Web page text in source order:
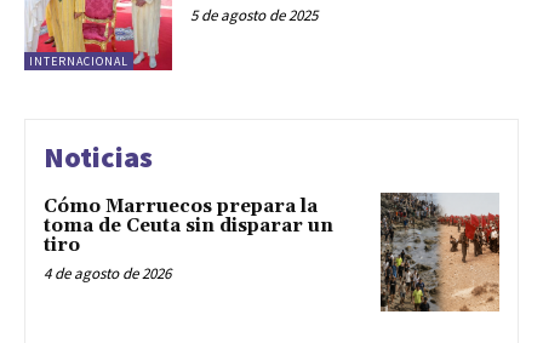
INTERNACIONAL
5 de agosto de 2025
Noticias
Cómo Marruecos prepara la
toma de Ceuta sin disparar un
tiro
4 de agosto de 2026